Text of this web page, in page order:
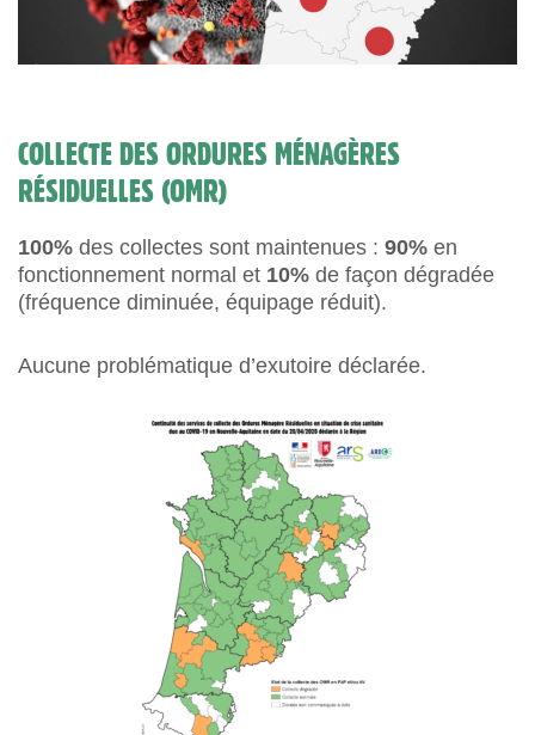
COLLECTE DES ORDURES MÉNAGÈRES
RÉSIDUELLES (OMR)
100% des collectes sont maintenues : 90% en
fonctionnement normal et 10% de façon dégradée
(fréquence diminuée, équipage réduit).
Aucune problématique d’exutoire déclarée.